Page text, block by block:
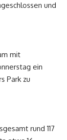
und
mit
ein
Park zu
rund 117